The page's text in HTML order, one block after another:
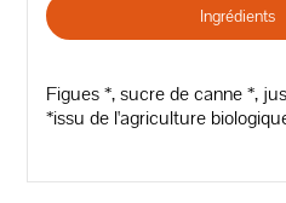
Ingrédients
Figues *, sucre de canne *,
*issu de l'agriculture